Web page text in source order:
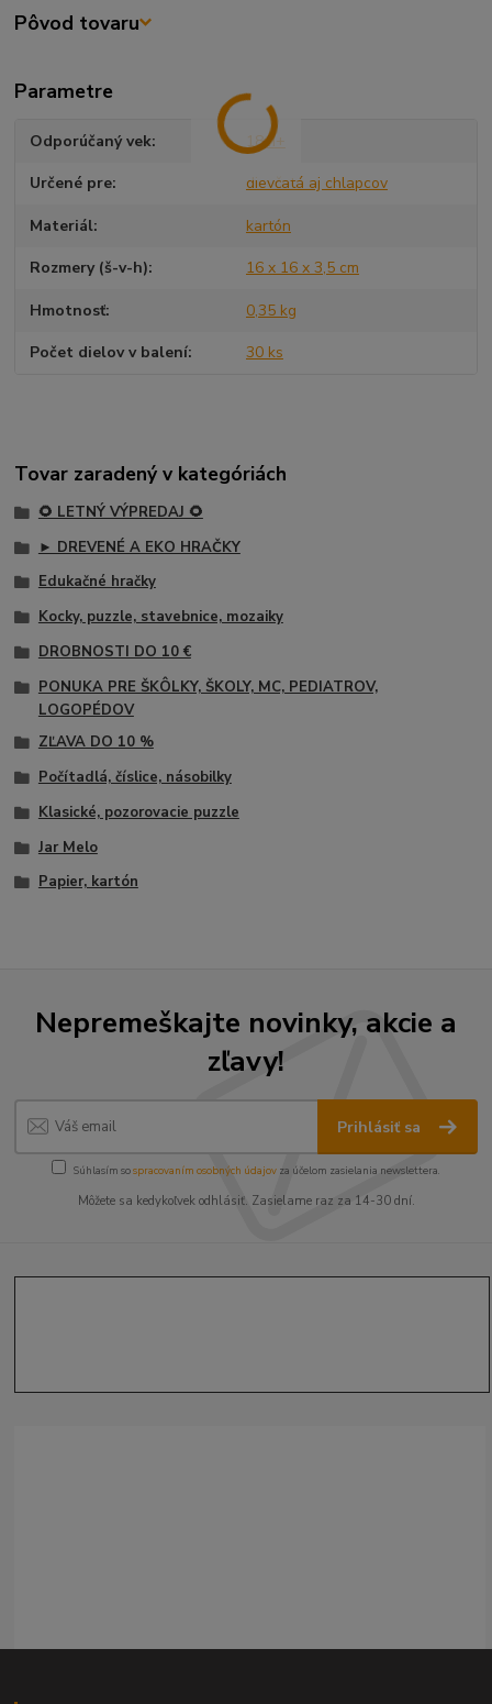
Pôvod tovaru
Parametre
Odporúčaný vek 18m+
Určené pre dievčatá aj chlapcov
Materiál kartón
Rozmery (š-v-h) 16 x 16 x 3,5 cm
Hmotnosť 0,35 kg
Počet dielov v balení 30 ks
Tovar zaradený v kategóriách
🌻 LETNÝ VÝPREDAJ 🌻
► DREVENÉ A EKO HRAČKY
Edukačné hračky
Kocky, puzzle, stavebnice, mozaiky
DROBNOSTI DO 10 €
PONUKA PRE ŠKÔLKY, ŠKOLY, MC, PEDIATROV,
LOGOPÉDOV
ZĽAVA DO 10 %
Počítadlá, číslice, násobilky
Klasické, pozorovacie puzzle
Jar Melo
Papier, kartón
Nepremeškajte novinky, akcie a
zľavy!
Prihlásiť sa
Súhlasím sospracovaním osobných údajov za účelom zasielania newslettera.
Môžete sa kedykoľvek odhlásiť. Zasielame raz za 14-30 dní.